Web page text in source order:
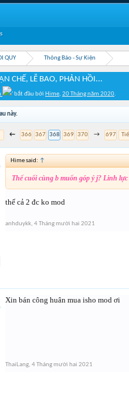
BÁO - NỘI QUY Thông Báo - Sự Kiện
CHẾ, LỄ BAO, PHẢN HỒI...
' bắt đầu bởi Hime, 20 Tháng năm 2020.
này.
← 366 367 368 369 370 → 697
Hime said: ↑
Thế cuối cùng b muốn góp ý j? Linh
thế cả 2 đc ko mod
anhduykk, 4 Tháng mười hai 2021
Xin bán công huân mua isho mod ơi
ThaiLang, 4 Tháng mười hai 2021